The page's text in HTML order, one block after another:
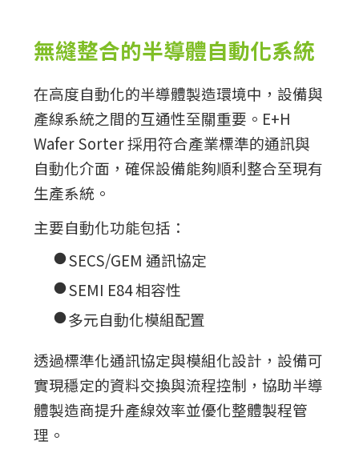
無縫整合的半導體自動化系統
在高度自動化的半導體製造環境中，設備與
產線系統之間的互通性至關重要。E+H
Wafer Sorter 採用符合產業標準的通訊與
自動化介面，確保設備能夠順利整合至現有
生產系統。
主要自動化功能包括：
●SECS/GEM 通訊協定
●SEMI E84 相容性
●多元自動化模組配置
透過標準化通訊協定與模組化設計，設備可
實現穩定的資料交換與流程控制，協助半導
體製造商提升產線效率並優化整體製程管
理。